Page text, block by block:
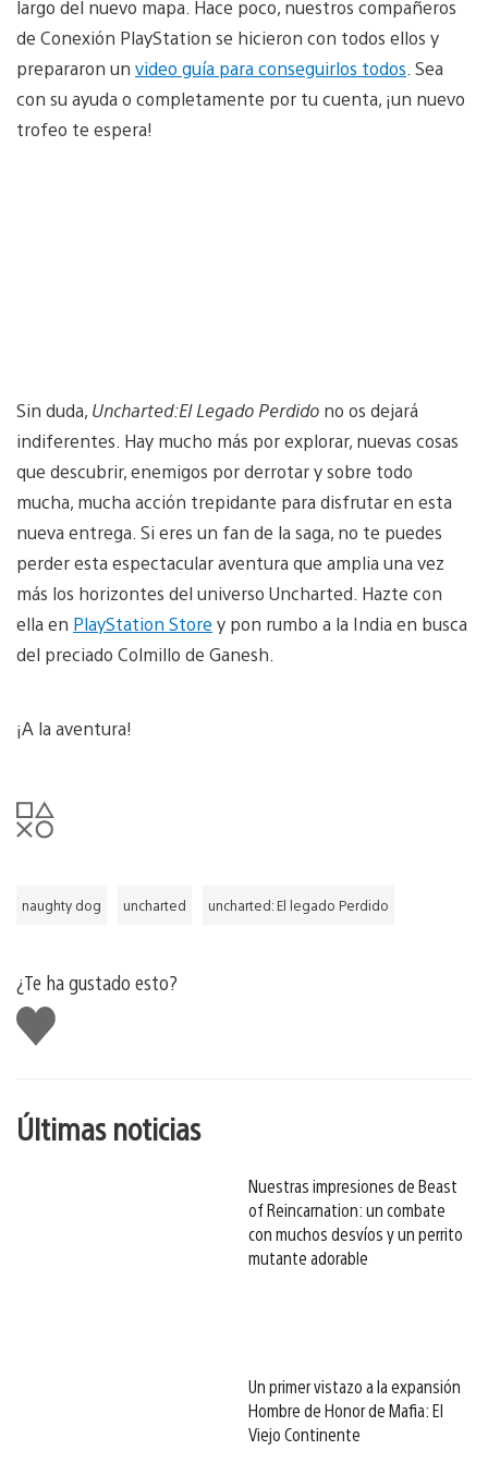
largo del nuevo mapa. Hace poco, nuestros compañeros
de Conexión PlayStation se hicieron con todos ellos y
prepararon un video guía para conseguirlos todos . Sea
con su ayuda o completamente por tu cuenta, ¡un nuevo
trofeo te espera!
Sin duda, Uncharted:El Legado Perdido no os dejará
indiferentes. Hay mucho más por explorar, nuevas cosas
que descubrir, enemigos por derrotar y sobre todo
mucha, mucha acción trepidante para disfrutar en esta
nueva entrega. Si eres un fan de la saga, no te puedes
perder esta espectacular aventura que amplia una vez
más los horizontes del universo Uncharted. Hazte con
ella en PlayStation Store y pon rumbo a la India en busca
del preciado Colmillo de Ganesh.
¡A la aventura!
naughty dog uncharted uncharted: El legado Perdido
¿Te ha gustado esto?
Me
gusta
Últimas noticias
Nuestras impresiones de Beast
of Reincarnation: un combate
con muchos desvíos y un perrito
mutante adorable
Un primer vistazo a la expansión
Hombre de Honor de Mafia: El
Viejo Continente